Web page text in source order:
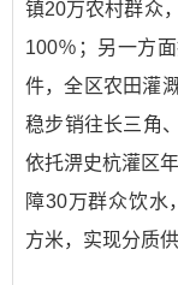
镇20万农村群众
100％；另一方
件，全区农田灌
稳步销往长三角
依托淠史杭灌区
障30万群众饮水
方米，实现分质